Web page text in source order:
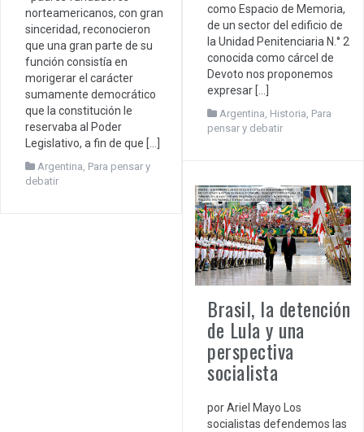
norteamericanos, con gran
sinceridad, reconocieron
que una gran parte de su
función consistía en
morigerar el carácter
sumamente democrático
que la constitución le
reservaba al Poder
Legislativo, a fin de que […]
Argentina Para pensar y
debatir
como Espacio de Memoria,
de un sector del edificio de
la Unidad Penitenciaria N.° 2
conocida como cárcel de
Devoto nos proponemos
expresar […]
Argentina Historia Para
pensar y debatir
Brasil, la detención
de Lula y una
perspectiva
socialista
por Ariel Mayo Los
socialistas defendemos las